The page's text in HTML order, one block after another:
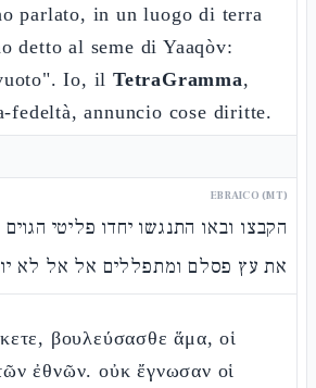
parlato, in un luogo di terra
detto al seme di Yaaqòv:
Io, ilTetraGramma,
fedeltà, annuncio cose diritte.
EBRAICO (MT)
הקבצו ובאו התנגשו יחדו פליטי
את עץ פסלם ומתפללים אל אל לא
βουλεύσασθε ἅμα, οἱ
ἐθνῶν. οὐκ ἔγνωσαν οἱ